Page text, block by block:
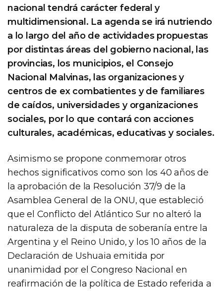
nacional tendrá carácter federal y
multidimensional. La agenda se irá nutriendo
a lo largo del año de actividades propuestas
por distintas áreas del gobierno nacional, las
provincias, los municipios, el Consejo
Nacional Malvinas, las organizaciones y
centros de ex combatientes y de familiares
de caídos, universidades y organizaciones
sociales, por lo que contará con acciones
culturales, académicas, educativas y sociales.
Asimismo se propone conmemorar otros
hechos significativos como son los 40 años de
la aprobación de la Resolución 37/9 de la
Asamblea General de la ONU, que estableció
que el Conflicto del Atlántico Sur no alteró la
naturaleza de la disputa de soberanía entre la
Argentina y el Reino Unido, y los 10 años de la
Declaración de Ushuaia emitida por
unanimidad por el Congreso Nacional en
reafirmación de la política de Estado referida a